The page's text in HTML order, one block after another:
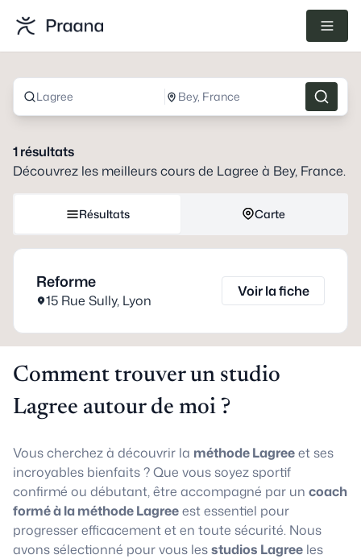
Lagree Bey, France
1résultats
Découvrez les meilleurs cours de Lagree à Bey, France.
Résultats Carte
Reforme
15 Rue Sully, Lyon
Voir la fiche
Comment trouver un studio
Lagree autour de moi ?
Vous cherchez à découvrir la méthode Lagreeet ses
incroyables bienfaits ? Que vous soyez sportif
confirmé ou débutant, être accompagné par un coach
formé à la méthode Lagreeest essentiel pour
progresser efficacement et en toute sécurité. Nous
avons sélectionné pour vous lesstudios Lagree les